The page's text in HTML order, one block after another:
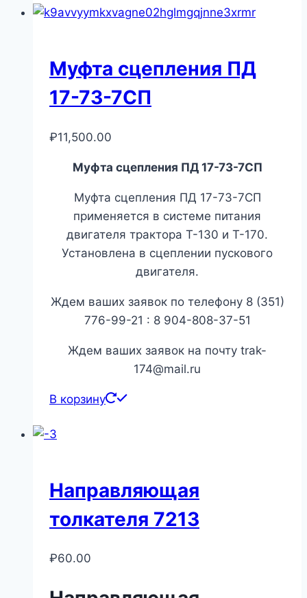
Муфта сцепления ПД
17-73-7СП
₽11,500.00
Муфта сцепления ПД 17-73-7СП
Муфта сцепления ПД 17-73-7СП
применяется в системе питания
двигателя трактора Т-130 и Т-170.
Установлена в сцеплении пускового
двигателя.
Ждем ваших заявок по телефону 8 (351)
776-99-21 : 8 904-808-37-51
Ждем ваших заявок на почту trak-
174@mail.ru
В корзину
Направляющая
толкателя 7213
₽60.00